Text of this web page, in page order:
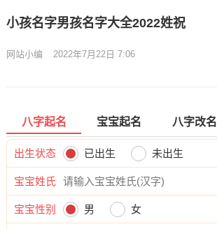
小孩名字男孩名字大全2022姓祝
网站小编 2022年7月22日 7:06
八字起名 宝宝起名 八字改名
出生状态 已出生 未出生
宝宝姓氏
宝宝性别 男 女